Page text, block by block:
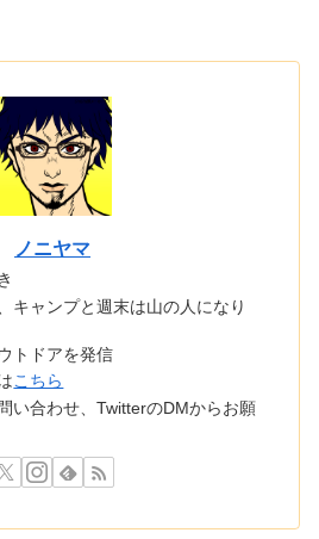
ノニヤマ
キャンプと週末は山の人になり
トドアを発信
こちら
い合わせ、TwitterのDMからお願